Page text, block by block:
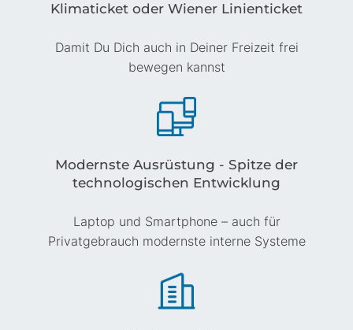
Klimaticket oder Wiener Linienticket
Damit Du Dich auch in Deiner Freizeit frei
bewegen kannst
Modernste Ausrüstung - Spitze der
technologischen Entwicklung
Laptop und Smartphone – auch für
Privatgebrauch modernste interne Systeme